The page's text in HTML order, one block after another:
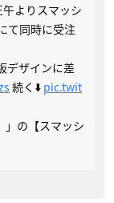
よりスマッシ
て同時に受注
デザインに差
続く⬇️ pic.twit
」の【スマッシ